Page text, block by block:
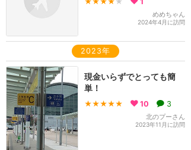
めめちゃん
2024年4月に訪問
2023年
現金いらずでとっても簡
単！
★★★★★ 10 3
北のプーさん
2023年11月に訪問